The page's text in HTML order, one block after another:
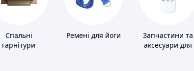
Спальні
гарнітури
Ремені для йоги
Запчастини та
аксесуари для